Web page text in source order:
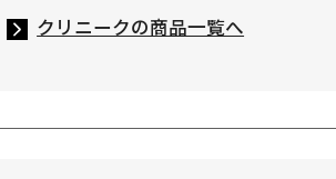
クリニークの商品一覧へ